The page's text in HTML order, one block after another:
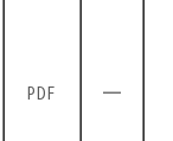
PDF ―